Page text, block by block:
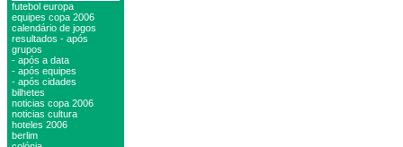
futebol europa
equipes copa 2006
calendário de jogos
resultados - após
grupos
- após a data
- após equipes
- após cidades
bilhetes
noticias copa 2006
noticias cultura
hoteles 2006
berlim